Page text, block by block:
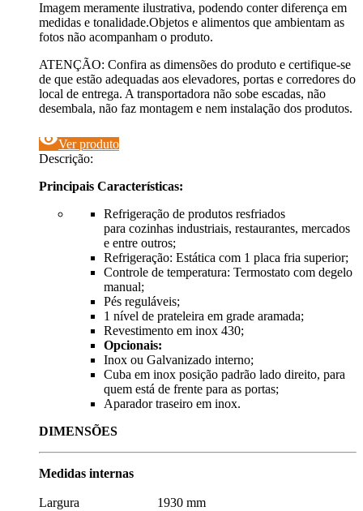
Imagem meramente ilustrativa, podendo conter diferença em
medidas e tonalidade.Objetos e alimentos que ambientam as
fotos não acompanham o produto.
ATENÇÃO: Confira as dimensões do produto e certifique-se
de que estão adequadas aos elevadores, portas e corredores do
local de entrega. A transportadora não sobe escadas, não
desembala, não faz montagem e nem instalação dos produtos.
visibilityVer produto
Descrição:
Principais Características:
Refrigeração de produtos resfriados
para cozinhas industriais, restaurantes, mercados
e entre outros;
Refrigeração: Estática com 1 placa fria superior;
Controle de temperatura: Termostato com degelo
manual;
Pés reguláveis;
1 nível de prateleira em grade aramada;
Revestimento em inox 430;
Opcionais:
Inox ou Galvanizado interno;
Cuba em inox posição padrão lado direito, para
quem está de frente para as portas;
Aparador traseiro em inox.
DIMENSÕES
Medidas internas
Largura 1930 mm